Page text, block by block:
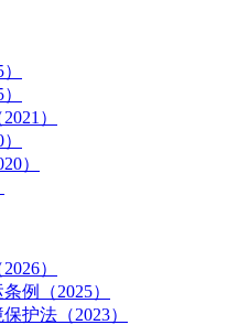
）
）
）
例（2025）
护法（2023）